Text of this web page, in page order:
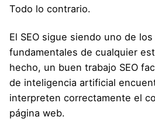
Todo lo contrario.
El SEO sigue siendo uno de
fundamentales de cualquier
hecho, un buen trabajo SEO
de inteligencia artificial
interpreten correctamente el
página web.